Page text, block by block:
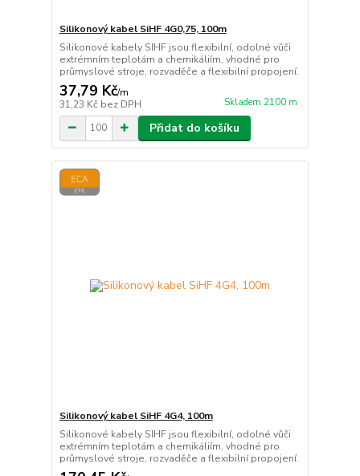
Silikonový kabel SiHF 4G0,75, 100m
Silikonové kabely SIHF jsou flexibilní, odolné vůči
extrémním teplotám a chemikáliím, vhodné pro
průmyslové stroje, rozvaděče a flexibilní propojení.
37,79 Kč/m
31,23 Kč bez DPH Skladem 2100 m
Přidat do košíku
Silikonový kabel SiHF 4G4, 100m
Silikonové kabely SIHF jsou flexibilní, odolné vůči
extrémním teplotám a chemikáliím, vhodné pro
průmyslové stroje, rozvaděče a flexibilní propojení.